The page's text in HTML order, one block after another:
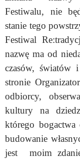
Festiwalu, nie
stanie tego
Festiwal
nazwę ma od
czasów, światów
stronie
odbiorcy,
kultury na
którego
budowanie
jest moim